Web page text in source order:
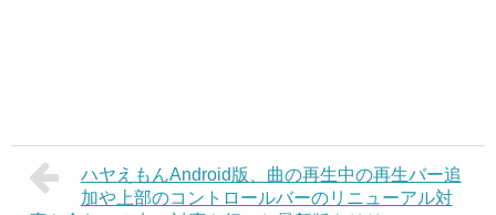
ハヤえもんAndroid版、曲の再生中の再生バー追
加や上部のコントロールバーのリニューアル対